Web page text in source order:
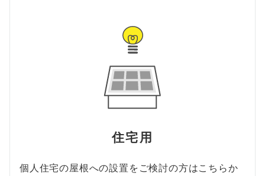
住宅用
個人住宅の屋根への設置をご検討の方はこちらか